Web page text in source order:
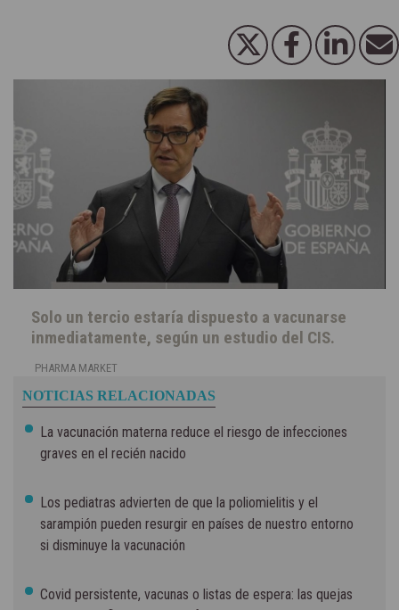
Solo un tercio estaría dispuesto a vacunarse
inmediatamente, según un estudio del CIS.
PHARMA MARKET
NOTICIAS RELACIONADAS
La vacunación materna reduce el riesgo de infecciones
graves en el recién nacido
Los pediatras advierten de que la poliomielitis y el
sarampión pueden resurgir en países de nuestro entorno
si disminuye la vacunación
Covid persistente, vacunas o listas de espera: las quejas